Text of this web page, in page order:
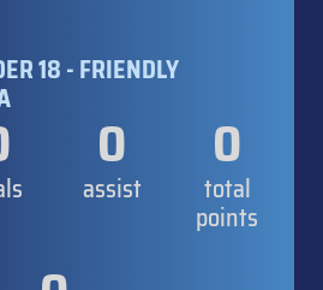
18 - FRIENDLY
0
assist
0
total
points